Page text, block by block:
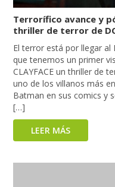
Terrorífico avance y
thriller de terror de
El terror está por llegar al
que tenemos un primer
CLAYFACE un thriller de
uno de los villanos más
Batman en sus comics y
[…]
LEER MÁS